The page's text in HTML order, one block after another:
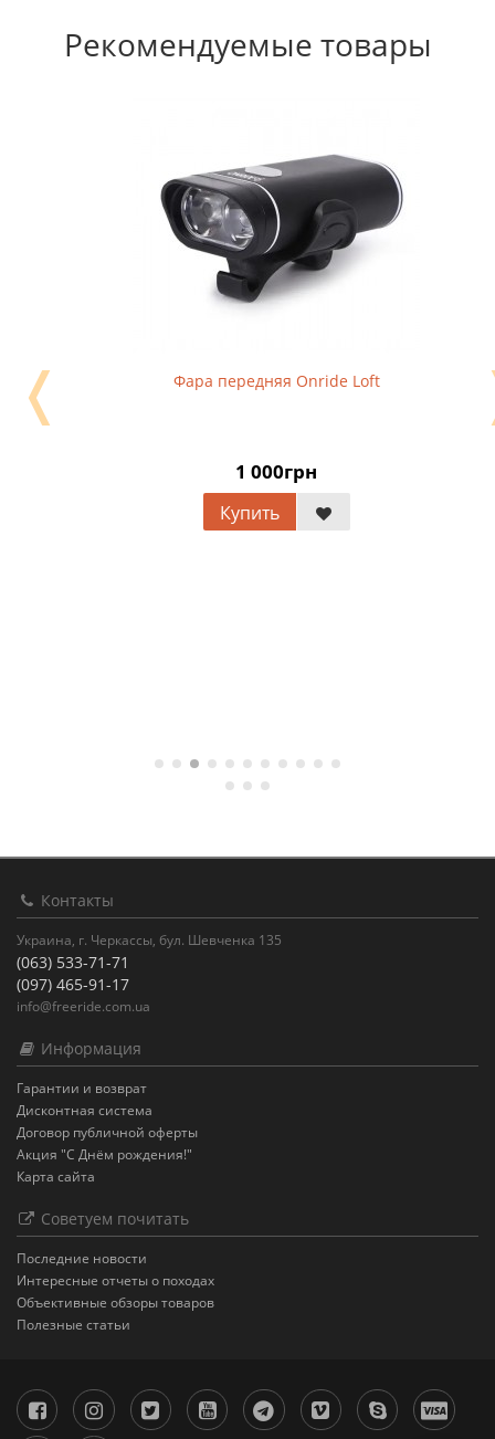
Рекомендуемые товары
Фара передняя Onride Loft
1 000грн
Купить
❬
Контакты
Украина, г. Черкассы, бул. Шевченка 135
(063) 533-71-71
(097) 465-91-17
info@freeride.com.ua
Информация
Гарантии и возврат
Дисконтная система
Договор публичной оферты
Акция "С Днём рождения!"
Карта сайта
Советуем почитать
Последние новости
Интересные отчеты о походах
Объективные обзоры товаров
Полезные статьи